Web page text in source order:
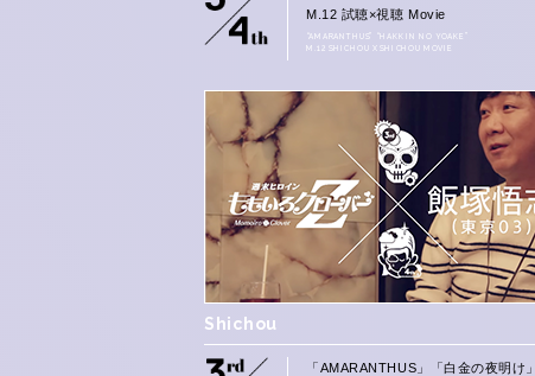
M.12 試聴×視聴 Movie
“AMARANTHUS” “HAKKIN NO YOAKE”
M.12 SHICHOU X SHICHOU MOVIE
Shichou
「AMARANTHUS」「白金の夜明け」